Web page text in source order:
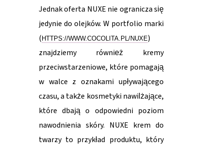
Jednak oferta NUXE nie ogranicza się
jedynie do olejków. W portfolio marki
(HTTPS://WWW.COCOLITA.PL/NUXE)
znajdziemy również kremy
przeciwstarzeniowe, które pomagają
w walce z oznakami upływającego
czasu, a także kosmetyki nawilżające,
które dbają o odpowiedni poziom
nawodnienia skóry. NUXE krem do
twarzy to przykład produktu, który